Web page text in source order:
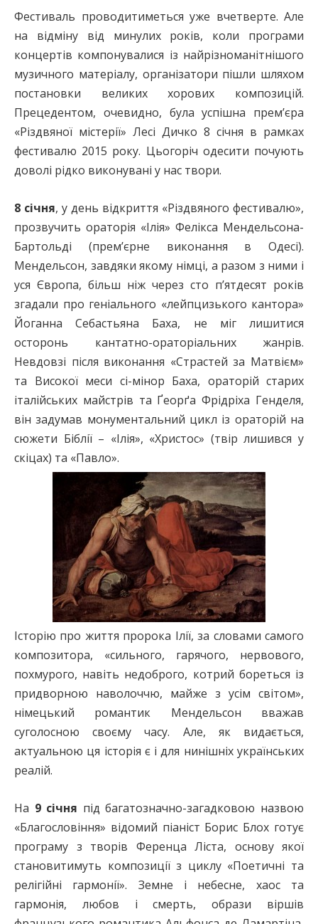
Фестиваль проводитиметься уже вчетверте. Але
на відміну від минулих років, коли програми
концертів компонувалися із найрізноманітнішого
музичного матеріалу, організатори пішли шляхом
постановки великих хорових композицій.
Прецедентом, очевидно, була успішна прем’єра
«Різдвяної містерії» Лесі Дичко 8 січня в рамках
фестивалю 2015 року. Цьогоріч одесити почують
доволі рідко виконувані у нас твори.
8 січня, у день відкриття «Різдвяного фестивалю»,
прозвучить ораторія «Ілія» Фелікса Мендельсона-
Бартольді (прем’єрне виконання в Одесі).
Мендельсон, завдяки якому німці, а разом з ними і
уся Європа, більш ніж через сто п’ятдесят років
згадали про геніального «лейпцизького кантора»
Йоганна Себастьяна Баха, не міг лишитися
осторонь кантатно-ораторіальних жанрів.
Невдовзі після виконання «Страстей за Матвієм»
та Високої меси сі-мінор Баха, ораторій старих
італійських майстрів та Ґеорґа Фрідріха Генделя,
він задумав монументальний цикл із ораторій на
сюжети Біблії – «Ілія», «Христос» (твір лишився у
скіцах) та «Павло».
Історію про життя пророка Ілії, за словами самого
композитора, «сильного, гарячого, нервового,
похмурого, навіть недоброго, котрий бореться із
придворною наволоччю, майже з усім світом»,
німецький романтик Мендельсон вважав
суголосною своєму часу. Але, як видається,
актуальною ця історія є і для нинішніх українських
реалій.
На 9 січня під багатозначно-загадковою назвою
«Благословіння» відомий піаніст Борис Блох готує
програму з творів Ференца Ліста, основу якої
становитимуть композиції з циклу «Поетичні та
релігійні гармонії». Земне і небесне, хаос та
гармонія, любов і смерть, образи віршів